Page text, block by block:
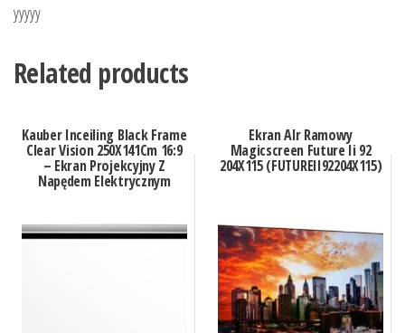
yyyyy
Related products
Kauber Inceiling Black Frame
Clear Vision 250X141Cm 16:9
– Ekran Projekcyjny Z
Napędem Elektrycznym
Ekran Alr Ramowy
Magicscreen Future Ii 92
204X115 (FUTUREII92204X115)